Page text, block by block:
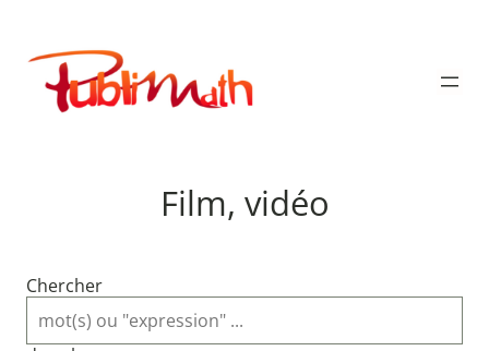
contenu
Publimath
Film, vidéo
Chercher